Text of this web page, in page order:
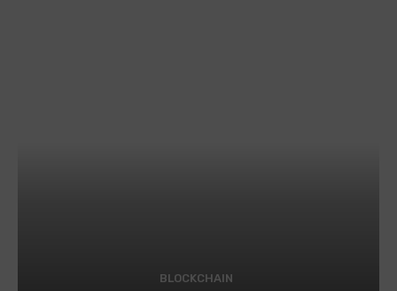
BLOCKCHAIN